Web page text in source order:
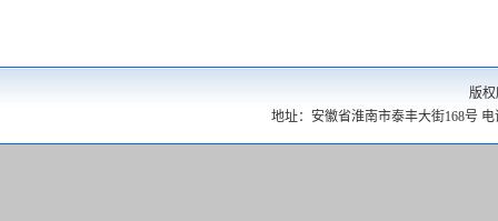
版
地址：安徽省淮南市泰丰大街168号